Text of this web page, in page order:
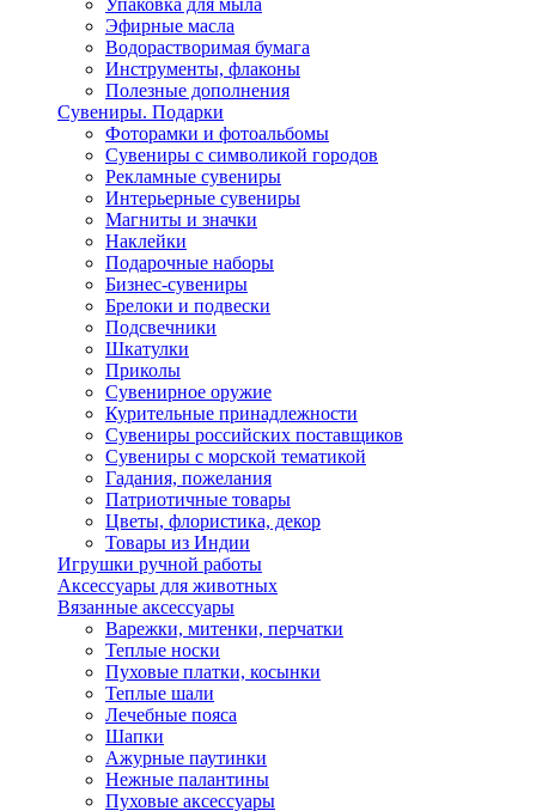
Упаковка для мыла
Эфирные масла
Водорастворимая бумага
Инструменты, флаконы
Полезные дополнения
Сувениры. Подарки
Фоторамки и фотоальбомы
Сувениры с символикой городов
Рекламные сувениры
Интерьерные сувениры
Магниты и значки
Наклейки
Подарочные наборы
Бизнес-сувениры
Брелоки и подвески
Подсвечники
Шкатулки
Приколы
Сувенирное оружие
Курительные принадлежности
Сувениры российских поставщиков
Сувениры с морской тематикой
Гадания, пожелания
Патриотичные товары
Цветы, флористика, декор
Товары из Индии
Игрушки ручной работы
Аксессуары для животных
Вязанные аксессуары
Варежки, митенки, перчатки
Теплые носки
Пуховые платки, косынки
Теплые шали
Лечебные пояса
Шапки
Ажурные паутинки
Нежные палантины
Пуховые аксессуары